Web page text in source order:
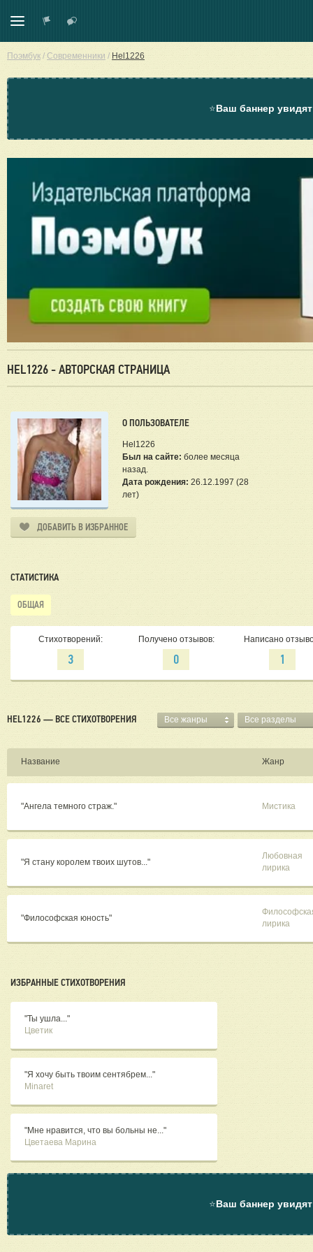
Поэмбук / Современники / Hel1226
⭐Ваш баннер
HEL1226 - АВТОРСКАЯ СТРАНИЦА
О ПОЛЬЗОВАТЕЛЕ
Hel1226
Был на сайте: более месяца
назад.
Дата рождения: 26.12.1997 (28
лет)
ДОБАВИТЬ В ИЗБРАННОЕ
СТАТИСТИКА
ОБЩАЯ
Стихотворений:
3
Получено отзывов:
0
Написано
1
HEL1226 — ВСЕ СТИХОТВОРЕНИЯ Все жанры Все разделы
Название Жанр
"Ангела темного страж." Мистика
"Я стану королем твоих шутов..."
Любовная
лирика
"Философская юность"
лирика
ИЗБРАННЫЕ СТИХОТВОРЕНИЯ
"Ты ушла..."
Цветик
"Я хочу быть твоим сентябрем..."
Minaret
"Мне нравится, что вы больны не..."
Цветаева Марина
⭐Ваш баннер